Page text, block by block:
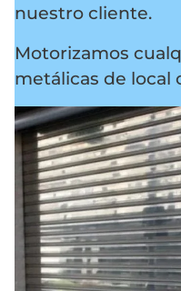
nuestro cliente.
Motorizamos
metálicas de local